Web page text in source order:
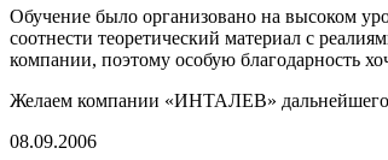
Обучение было организовано на высоком
соотнести теоретический материал с
компании, поэтому особую благодарность
Желаем компании «ИНТАЛЕВ» дальнейшего
08.09.2006